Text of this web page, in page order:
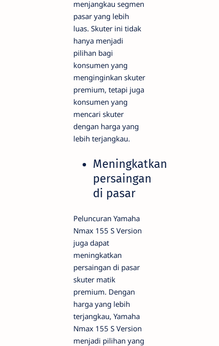
menjangkau segmen
pasar yang lebih
luas. Skuter ini tidak
hanya menjadi
pilihan bagi
konsumen yang
menginginkan skuter
premium, tetapi juga
konsumen yang
mencari skuter
dengan harga yang
lebih terjangkau.
Meningkatkan
persaingan
di pasar
Peluncuran Yamaha
Nmax 155 S Version
juga dapat
meningkatkan
persaingan di pasar
skuter matik
premium. Dengan
harga yang lebih
terjangkau, Yamaha
Nmax 155 S Version
menjadi pilihan yang